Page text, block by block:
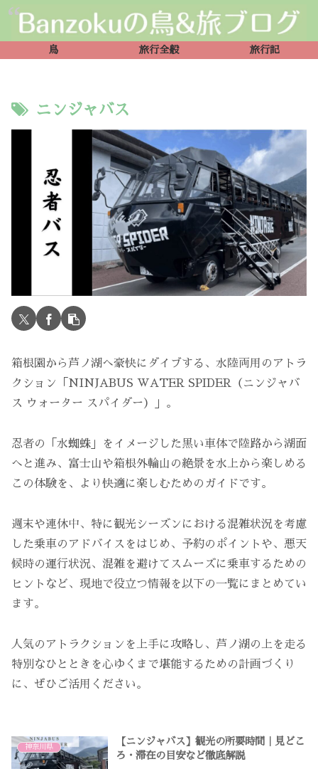
鳥 旅行全般 旅行記
ニンジャバス
箱根園から芦ノ湖へ豪快にダイブする、水陸両用のアトラ
クション「NINJABUS WATER SPIDER（ニンジャバ
ス ウォーター スパイダー）」。
忍者の「水蜘蛛」をイメージした黒い車体で陸路から湖面
へと進み、富士山や箱根外輪山の絶景を水上から楽しめる
この体験を、より快適に楽しむためのガイドです。
週末や連休中、特に観光シーズンにおける混雑状況を考慮
した乗車のアドバイスをはじめ、予約のポイントや、悪天
候時の運行状況、混雑を避けてスムーズに乗車するための
ヒントなど、現地で役立つ情報を以下の一覧にまとめてい
ます。
人気のアトラクションを上手に攻略し、芦ノ湖の上を走る
特別なひとときを心ゆくまで堪能するための計画づくり
に、ぜひご活用ください。
神奈川県
【ニンジャバス】観光の所要時間｜見どこ
ろ・滞在の目安など徹底解説